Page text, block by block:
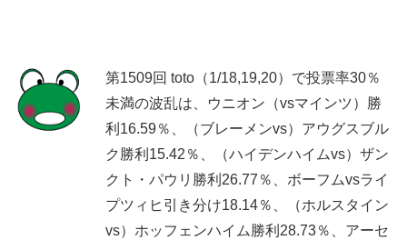
第1509回 toto（1/18,19,20）で投票率30％
未満の波乱は、ウニオン（vsマインツ）勝
利16.59％、（ブレーメンvs）アウグスブル
ク勝利15.42％、（ハイデンハイムvs）ザン
クト・パウリ勝利26.77％、ボーフムvsライ
プツィヒ引き分け18.14％、（ホルスタイン
vs）ホッフェンハイム勝利28.73％、アーセ